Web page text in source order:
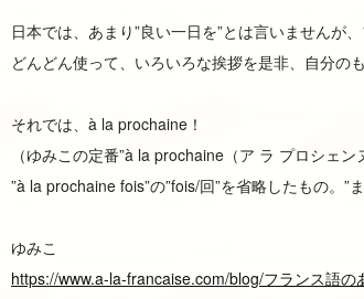
日本では、あまり”良い一日を”とは言いませんが
どんどん使って、いろいろな挨拶を是非、自分の
それでは、à la prochaine！
（ゆみこの定番”à la prochaine（ア ラ プロシェン
”à la prochaine fois”の”fois/回”を省略したもの。”
ゆみこ
https://www.a-la-francaise.com/blog/フランス語